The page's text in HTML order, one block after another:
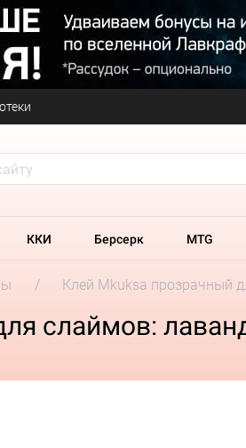
ККИ Берсерк MTG
Клей Mkuksa прозрачный
слаймов: